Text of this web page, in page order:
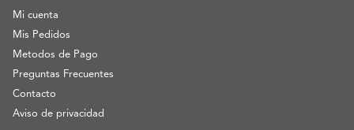
Mi cuenta
Mis Pedidos
Metodos de Pago
Preguntas Frecuentes
Contacto
Aviso de privacidad